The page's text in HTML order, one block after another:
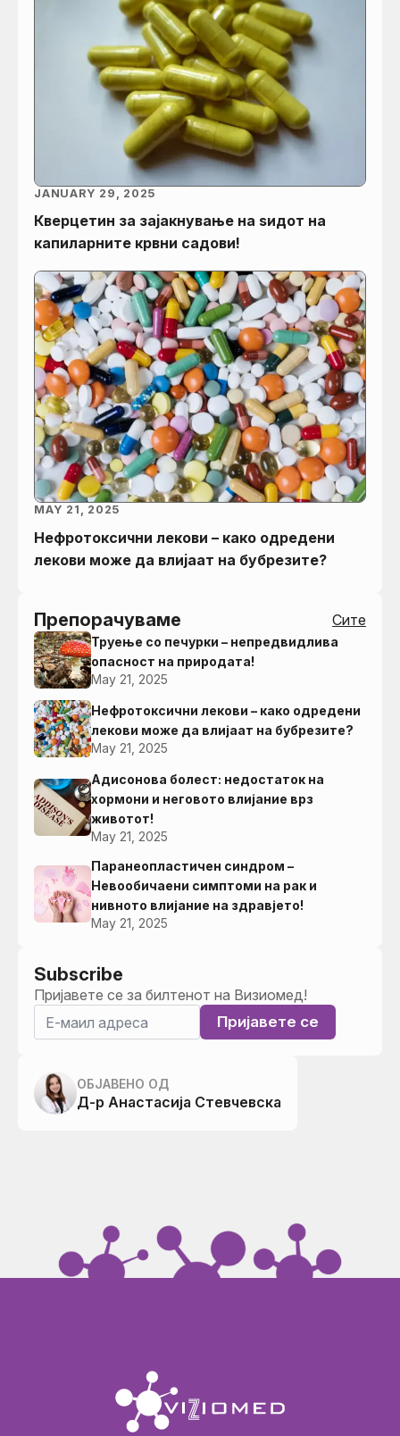
Кверцетин за зајакнување на ѕидот на
капиларните крвни садови!
JANUARY 29, 2025
Нефротоксични лекови – како одредени
лекови може да влијаат на бубрезите?
MAY 21, 2025
Препорачуваме Сите
Труење со печурки – непредвидлива
опасност на природата!
May 21, 2025
Нефротоксични лекови – како одредени
лекови може да влијаат на бубрезите?
May 21, 2025
Адисонова болест: недостаток на
хормони и неговото влијание врз
животот!
May 21, 2025
Паранеопластичен синдром –
Невообичаени симптоми на рак и
нивното влијание на здравјето!
May 21, 2025
Subscribe
Пријавете се за билтенот на Визиомед!
Пријавете се
ОБЈАВЕНО ОД
Д-р Анастасија Стевчевска